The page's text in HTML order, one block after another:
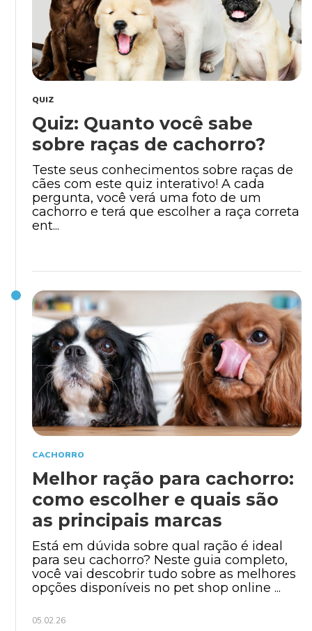
QUIZ
Quiz: Quanto você sabe
sobre raças de cachorro?
Teste seus conhecimentos sobre raças de
cães com este quiz interativo! A cada
pergunta, você verá uma foto de um
cachorro e terá que escolher a raça correta
ent...
CACHORRO
Melhor ração para cachorro:
como escolher e quais são
as principais marcas
Está em dúvida sobre qual ração é ideal
para seu cachorro? Neste guia completo,
você vai descobrir tudo sobre as melhores
opções disponíveis no pet shop online ...
05.02.26